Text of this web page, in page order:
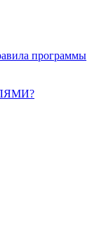
программы